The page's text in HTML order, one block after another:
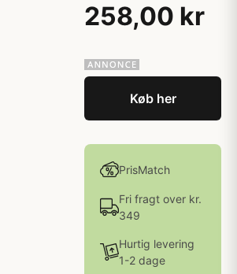
258,00 kr
Køb her
PrisMatch
Fri fragt over kr.
349
Hurtig levering
1-2 dage